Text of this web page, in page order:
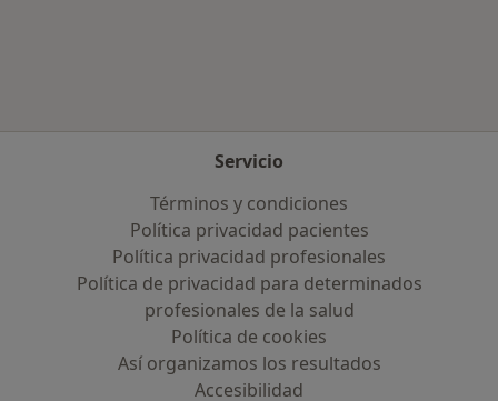
Servicio
Términos y condiciones
Política privacidad pacientes
Política privacidad profesionales
Política de privacidad para determinados
profesionales de la salud
Política de cookies
Así organizamos los resultados
Accesibilidad